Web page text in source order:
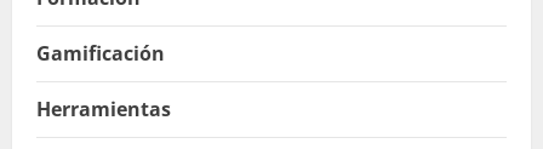
Gamificación
Herramientas